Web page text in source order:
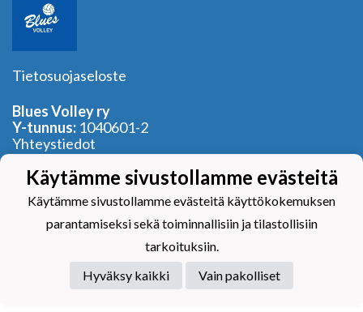
Tietosuojaseloste
Blues Volley ry
Y-tunnus: 1040601-2
Yhteystiedot
Käytämme sivustollamme evästeitä
Käytämme sivustollamme evästeitä käyttökokemuksen
parantamiseksi sekä toiminnallisiin ja tilastollisiin
tarkoituksiin.
Hyväksy kaikki
Vain pakolliset